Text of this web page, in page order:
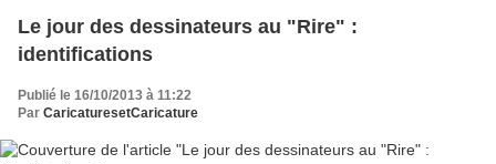
Le jour des dessinateurs au "Rire" :
identifications
Publié le 16/10/2013 à 11:22
Par CaricaturesetCaricature